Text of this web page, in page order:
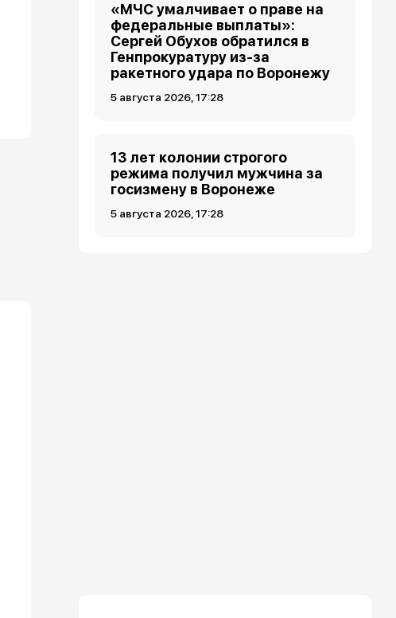
«МЧС умалчивает о праве на
федеральные выплаты»:
Сергей Обухов обратился в
Генпрокуратуру из-за
ракетного удара по Воронежу
5 августа 2026, 17:28
13 лет колонии строгого
режима получил мужчина за
госизмену в Воронеже
5 августа 2026, 17:28